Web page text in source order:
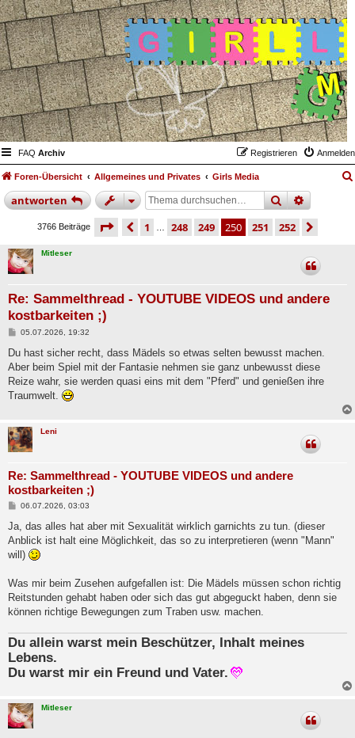
FAQ Archiv Anmelden
Registrieren
Foren-Übersicht Allgemeines und Privates Girls Media
antworten suche
3766 Beiträge seite 250 von 252
vorherige
1 248 249 250 251 252
Mitleser
Re: Sammelthread - YOUTUBE VIDEOS und andere
kostbarkeiten ;)
B
r
a
05.07.2026, 19:32
Du hast sicher recht, dass Mädels so etwas selten bewusst machen.
Aber beim Spiel mit der Fantasie nehmen sie ganz unbewusst diese
Reize wahr, sie werden quasi eins mit dem "Pferd" und genießen ihre
Traumwelt.
Leni
Re: Sammelthread - YOUTUBE VIDEOS und andere
kostbarkeiten ;)
B
i
r
a
06.07.2026, 03:03
Ja, das alles hat aber mit Sexualität wirklich garnichts zu tun. (dieser
Anblick ist halt eine Möglichkeit, das so zu interpretieren (wenn "Mann"
will)
Was mir beim Zusehen aufgefallen ist: Die Mädels müssen schon richtig
Reitstunden gehabt haben oder sich das gut abgeguckt haben, denn sie
können richtige Bewegungen zum Traben usw. machen.
Du allein warst mein Beschützer, Inhalt meines
Lebens.
Du warst mir ein Freund und Vater.
Mitleser